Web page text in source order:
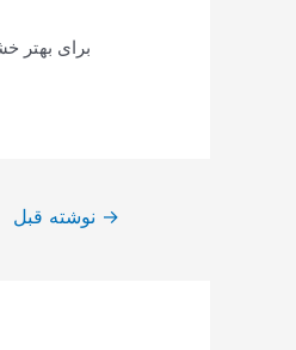
برای بهتر
→ نوشته قبل